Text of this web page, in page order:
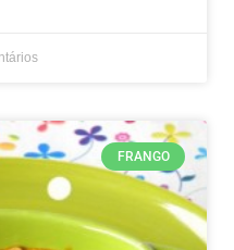
FRANGO